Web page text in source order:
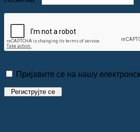
Пријавите се на нашу
Региструјте се